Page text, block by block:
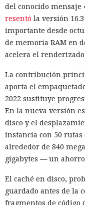
del conocido mensaje
resentó la versión
importante desde
de memoria RAM en
acelera el
La contribución
aporta el
2022 sustituye
En la nueva versión
disco y el
instancia con 50 rutas
alrededor de 840
gigabytes — un
El caché en disco,
guardado antes de la
fragmentos de código